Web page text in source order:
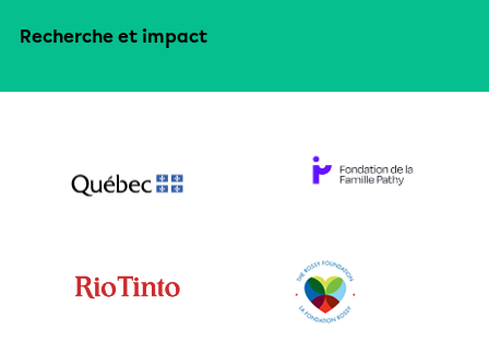
Recherche et impact